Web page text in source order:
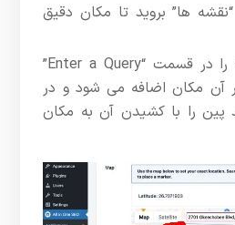
ها” بروید تا مکان دقیق
به سادگی آدرس خود را در قسمت “Enter a Query”
آن مکان اضافه می شود و در
پین را با کشیدن آن به مکان